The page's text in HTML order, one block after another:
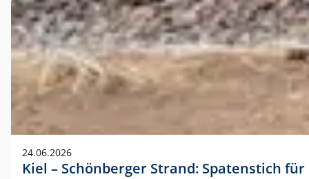
24.06.2026
Kiel – Schönberger Strand: Spatenstich